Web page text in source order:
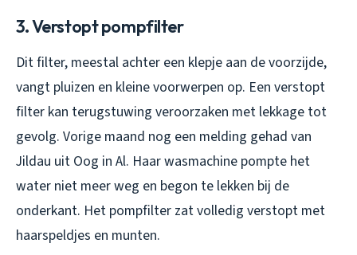
3. Verstopt pompfilter
Dit filter, meestal achter een klepje aan de voorzijde,
vangt pluizen en kleine voorwerpen op. Een verstopt
filter kan terugstuwing veroorzaken met lekkage tot
gevolg. Vorige maand nog een melding gehad van
Jildau uit Oog in Al. Haar wasmachine pompte het
water niet meer weg en begon te lekken bij de
onderkant. Het pompfilter zat volledig verstopt met
haarspeldjes en munten.